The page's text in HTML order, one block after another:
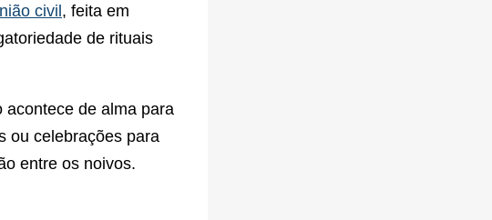
civil, feita em
de rituais
acontece de alma para
ou celebrações para
entre os noivos.